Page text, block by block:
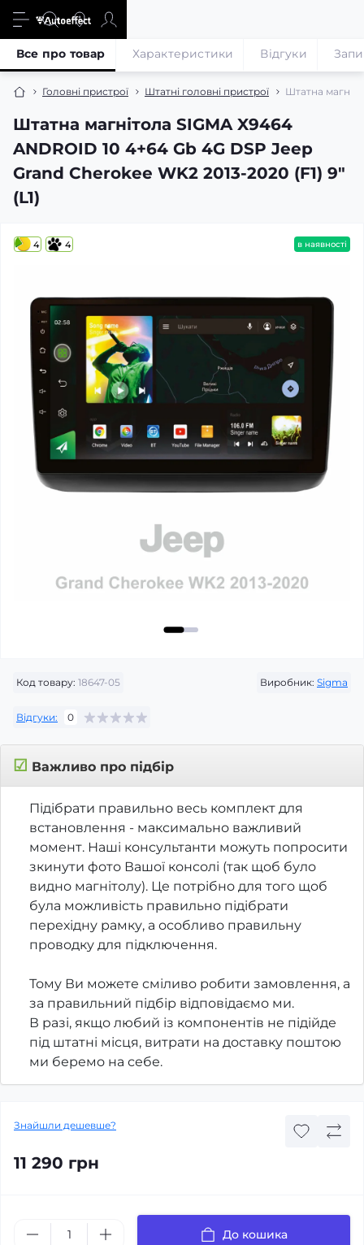
Головні пристрої Штатні головні пристрої Штатна
Штатна магнітола SIGMA X9464
ANDROID 10 4+64 Gb 4G DSP Jeep
Grand Cherokee WK2 2013-2020 (F1) 9"
(L1)
Все про товар Характеристики Відгуки
4 4 в наявності
Код товару: 18647-05 Виробник: Sigma
Відгуки: 0
☑ Важливо про підбір
Підібрати правильно весь комплект для
встановлення - максимально важливий
момент. Наші консультанти можуть попросити
зкинути фото Вашої консолі (так щоб було
видно магнітолу). Це потрібно для того щоб
була можливість правильно підібрати
перехідну рамку, а особливо правильну
проводку для підключення.
Тому Ви можете сміливо робити замовлення, а
за правильний підбір відповідаємо ми.
В разі, якщо любий із компонентів не підійде
під штатні місця, витрати на доставку поштою
ми беремо на себе.
Знайшли дешевше?
11 290 грн
До кошика